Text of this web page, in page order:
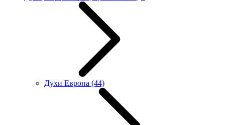
Духи Европа (44)